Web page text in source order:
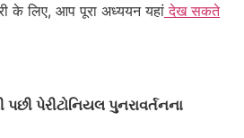
के लिए, आप पूरा अध्ययन यहां देख सकते
પછી પેરીટોનિયલ પુનરાવર્તનના